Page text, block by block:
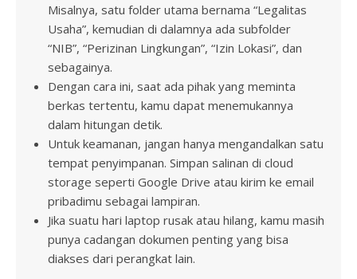
Misalnya, satu folder utama bernama “Legalitas
Usaha”, kemudian di dalamnya ada subfolder
“NIB”, “Perizinan Lingkungan”, “Izin Lokasi”, dan
sebagainya.
Dengan cara ini, saat ada pihak yang meminta
berkas tertentu, kamu dapat menemukannya
dalam hitungan detik.
Untuk keamanan, jangan hanya mengandalkan satu
tempat penyimpanan. Simpan salinan di cloud
storage seperti Google Drive atau kirim ke email
pribadimu sebagai lampiran.
Jika suatu hari laptop rusak atau hilang, kamu masih
punya cadangan dokumen penting yang bisa
diakses dari perangkat lain.